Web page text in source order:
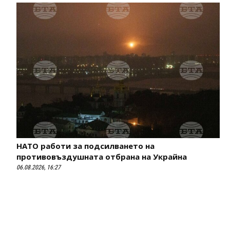
НАТО работи за подсилването на
противовъздушната отбрана на Украйна
06.08.2026, 16:27